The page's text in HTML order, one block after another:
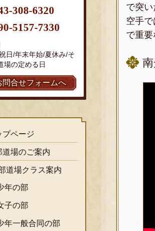
で突
空手
で重要
308-6320
5157-7330
日/年末年始/夏休み/そ
場の定める日
問合せフォームへ
プページ
道場のご案内
道場クラス案内
年の部
子の部
年一般合同の部